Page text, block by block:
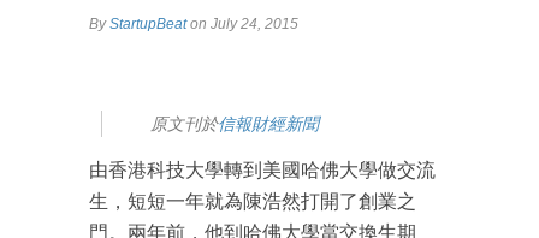
ByStartupBeaton July 24, 2015
原文刊於信報財經新聞
由香港科技大學轉到美國哈佛大學做交流
生，短短一年就為陳浩然打開了創業之
門。兩年前，他到哈佛大學當交換生期